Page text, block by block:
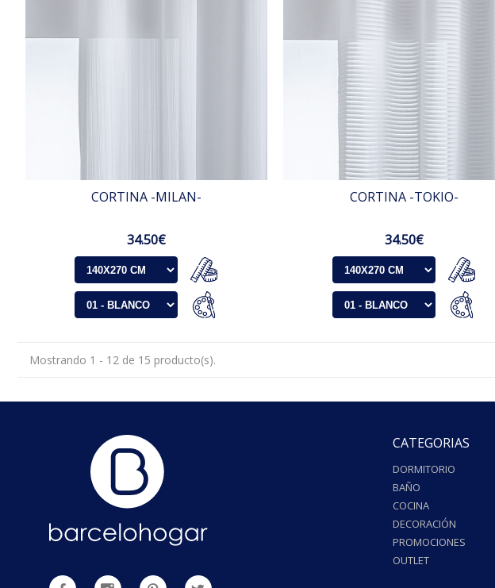
CORTINA -MILAN-
34.50€
CORTINA -TOKIO-
34.50€
Mostrando 1 - 12 de 15 producto(s).
CATEGORIAS
DORMITORIO
BAÑO
COCINA
DECORACIÓN
PROMOCIONES
OUTLET